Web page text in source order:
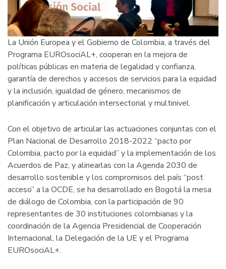
La Unión Europea y el Gobierno de Colombia, a través del
Programa EUROsociAL+, cooperan en la mejora de
políticas públicas en materia de legalidad y confianza,
garantía de derechos y accesos de servicios para la equidad
y la inclusión, igualdad de género, mecanismos de
planificación y articulación intersectorial y multinivel.
Con el objetivo de articular las actuaciones conjuntas con el
Plan Nacional de Desarrollo 2018-2022 “pacto por
Colombia, pacto por la equidad” y la implementación de los
Acuerdos de Paz, y alinearlas con la Agenda 2030 de
desarrollo sostenible y los compromisos del país “post
acceso” a la OCDE, se ha desarrollado en Bogotá la mesa
de diálogo de Colombia, con la participación de 90
representantes de 30 instituciones colombianas y la
coordinación de la Agencia Presidencial de Cooperación
Internacional, la Delegación de la UE y el Programa
EUROsociAL+.